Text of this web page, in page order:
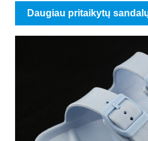
Daugiau pritaikytų